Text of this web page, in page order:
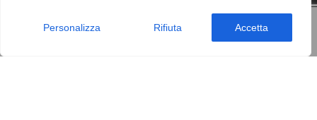
Personalizza Rifiuta Accetta
AGGIUNGI AL CARRELLO